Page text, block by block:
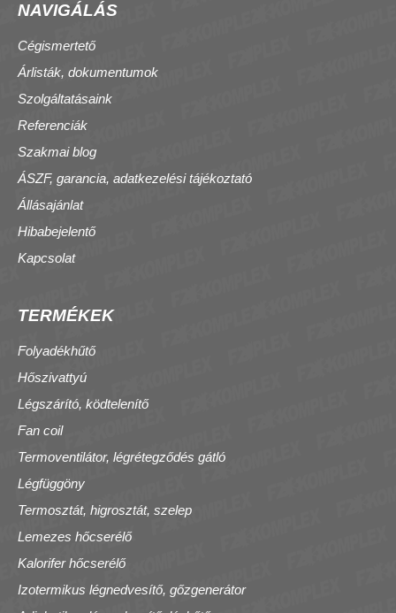
NAVIGÁLÁS
Cégismertető
Árlisták, dokumentumok
Szolgáltatásaink
Referenciák
Szakmai blog
ÁSZF, garancia, adatkezelési tájékoztató
Állásajánlat
Hibabejelentő
Kapcsolat
TERMÉKEK
Folyadékhűtő
Hőszivattyú
Légszárító, ködtelenítő
Fan coil
Termoventilátor, légrétegződés gátló
Légfüggöny
Termosztát, higrosztát, szelep
Lemezes hőcserélő
Kalorifer hőcserélő
Izotermikus légnedvesítő, gőzgenerátor